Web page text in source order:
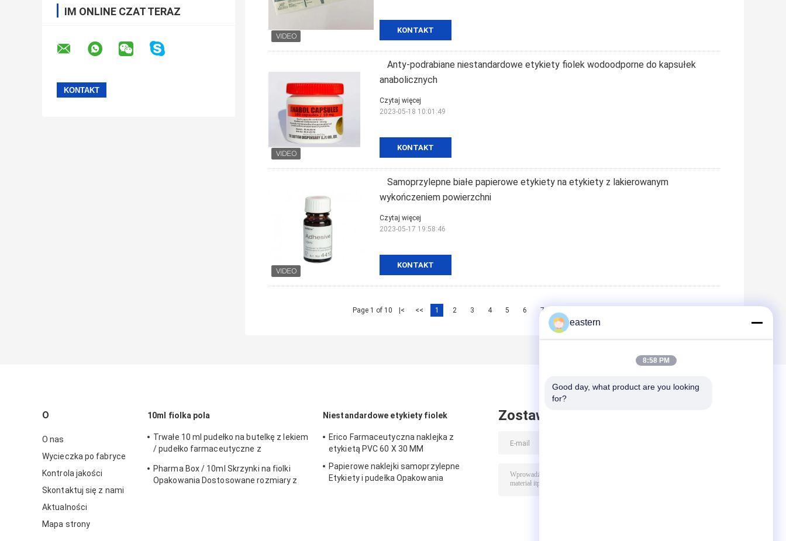
IM ONLINE CZAT TERAZ
KONTAKT
Anty-podrabiane niestandardowe etykiety fiolek wodoodporne do kapsułek
anabolicznych
KONTAKT
Czytaj więcej
2023-05-18 10:01:49
Samoprzylepne białe papierowe etykiety na etykiety z lakierowanym
wykończeniem powierzchni
KONTAKT
Czytaj więcej
2023-05-17 19:58:46
Page 1 of 10 |< << 1 2 3 4 5 6 7
O
O nas
Wycieczka po fabryce
Kontrola jakości
Skontaktuj się z nami
Aktualności
Mapa strony
10ml fiolka pola
Trwałe 10 ml pudełko na butelkę z lekiem
/ pudełko farmaceutyczne z
Pharma Box / 10ml Skrzynki na fiolki
Opakowania Dostosowane rozmiary z
Niestandardowe etykiety fiolek
Erico Farmaceutyczna naklejka z
etykietą PVC 60 X 30 MM
Papierowe naklejki samoprzylepne
Etykiety i pudełka Opakowania
Zostaw wiadomość
eastern
8:58 PM
Good day, what product are you looking
for?